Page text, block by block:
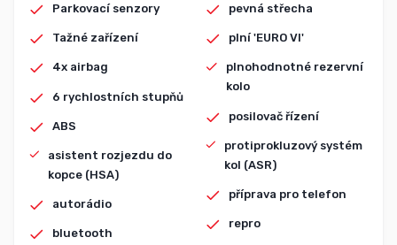
Parkovací senzory
Tažné zařízení
4x airbag
6 rychlostních stupňů
ABS
asistent rozjezdu do
kopce (HSA)
autorádio
bluetooth
pevná střecha
plní 'EURO VI'
plnohodnotné rezervní
kolo
posilovač řízení
protiprokluzový systém
kol (ASR)
příprava pro telefon
repro